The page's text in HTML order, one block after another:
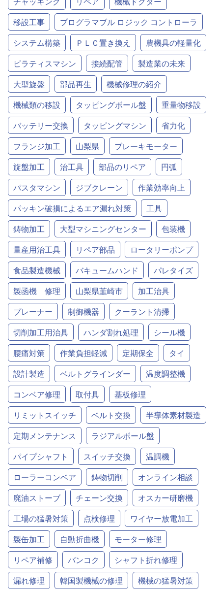
移設工事
プログラマブル ロジック コントローラ
システム構築
ＰＬＣ置き換え
農機具の軽量化
ピラティスマシン
接続配管
製造業の未来
大型旋盤
部品再生
機械修理の紹介
機械類の移設
タッピングボール盤
重量物移設
バッテリー交換
タッピングマシン
省力化
フランジ加工
山梨県
ブレーキモーター
旋盤加工
治工具 部品のリペア
円弧
パスタマシン
ジブクレーン
作業効率向上
パッキン破損によるエア漏れ対策
工具
鋳物加工
大型マシニングセンター
包装機
量産用治工具
リペア部品
ロータリーポンプ
食品製造機械
バキュームハンド
パレタイズ
製函機 修理
山梨県韮崎市
加工治具
プレーナー
制御機器
クーラント清掃
切削加工用治具
ハンダ割れ処理
シール機
腰痛対策
作業負担軽減 定期保全
タイ
設計製造
ベルトグラインダー
温度調整機
コンベア修理
取付具
基板修理
リミットスイッチ
ベルト交換
半導体素材製造
定期メンテナンス
ラジアルボール盤
パイプシャフト
スイッチ交換
温調機
ローラーコンベア
鋳物切削
オンライン相談
廃油ストーブ
チェーン交換
オスカー研磨機
工場の猛暑対策
点検修理
ワイヤー放電加工
製缶加工
自動折曲機
モーター修理
リペア補修
バンコク
シャフト折れ修理
漏れ修理
韓国製機械の修理
機械の猛暑対策